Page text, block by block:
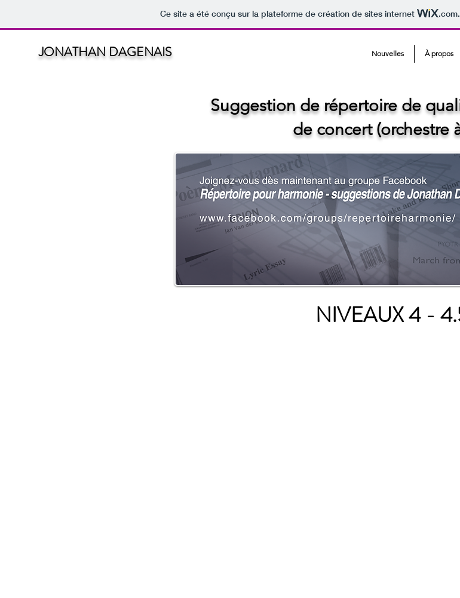
Ce site a été conçu sur la plateforme de création de sites internet .com
JONATHAN DAGENAIS Nouvelles À propos
Suggestion de répertoire de
de concert (orchestre
NIVEAUX 4 -